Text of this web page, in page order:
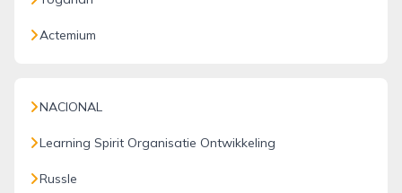
Actemium
NACIONAL
Learning Spirit Organisatie Ontwikkeling
Russle